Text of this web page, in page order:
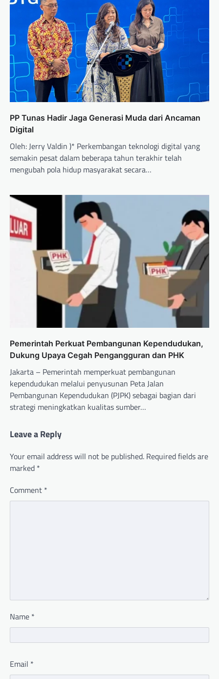
PP Tunas Hadir Jaga Generasi Muda dari Ancaman
Digital
Oleh: Jerry Valdin )* Perkembangan teknologi digital yang
semakin pesat dalam beberapa tahun terakhir telah
mengubah pola hidup masyarakat secara…
Pemerintah Perkuat Pembangunan Kependudukan,
Dukung Upaya Cegah Pengangguran dan PHK
Jakarta – Pemerintah memperkuat pembangunan
kependudukan melalui penyusunan Peta Jalan
Pembangunan Kependudukan (PJPK) sebagai bagian dari
strategi meningkatkan kualitas sumber…
Leave a Reply
Your email address will not be published. Required fields are
marked *
Comment *
Name *
Email *